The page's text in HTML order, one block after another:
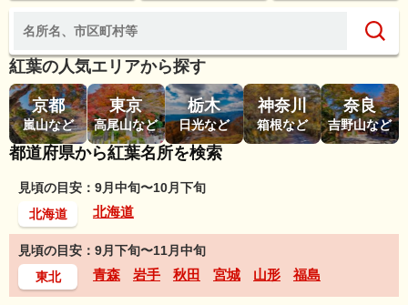
紅葉の人気エリアから探す
京都
嵐山など
東京
高尾山など
栃木
日光など
神奈川
箱根など
奈良
吉野山など
都道府県から紅葉名所を検索
見頃の目安：9月中旬〜10月下旬
北海道
北海道
見頃の目安：9月下旬〜11月中旬
東北
青森 岩手 秋田 宮城 山形 福島